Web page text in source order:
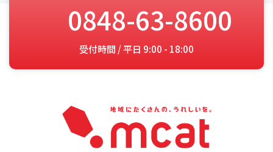
0848-63-8600
受付時間 / 平日 9:00 - 18:00